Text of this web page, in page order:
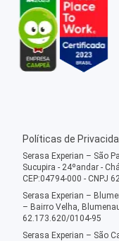
Políticas de
Serasa Experian – São
Sucupira - 24ºandar -
CEP:04794-000 - CNPJ
Serasa Experian –
– Bairro Velha,
62.173.620/0104-95
Serasa Experian – São